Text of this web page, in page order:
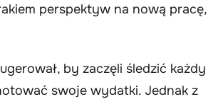
perspektyw na nową pracę,
by zaczęli śledzić każdy
swoje wydatki. Jednak z